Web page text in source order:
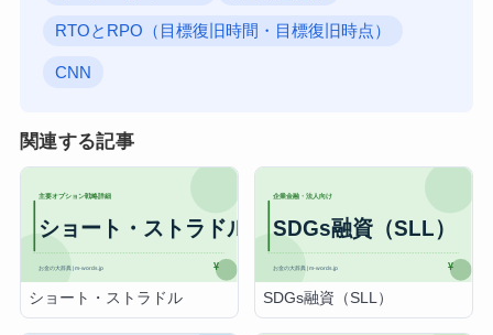
RTOとRPO（目標復旧時間・目標復旧時点）
CNN
関連する記事
ショート・ストラドル SDGs融資（SLL）